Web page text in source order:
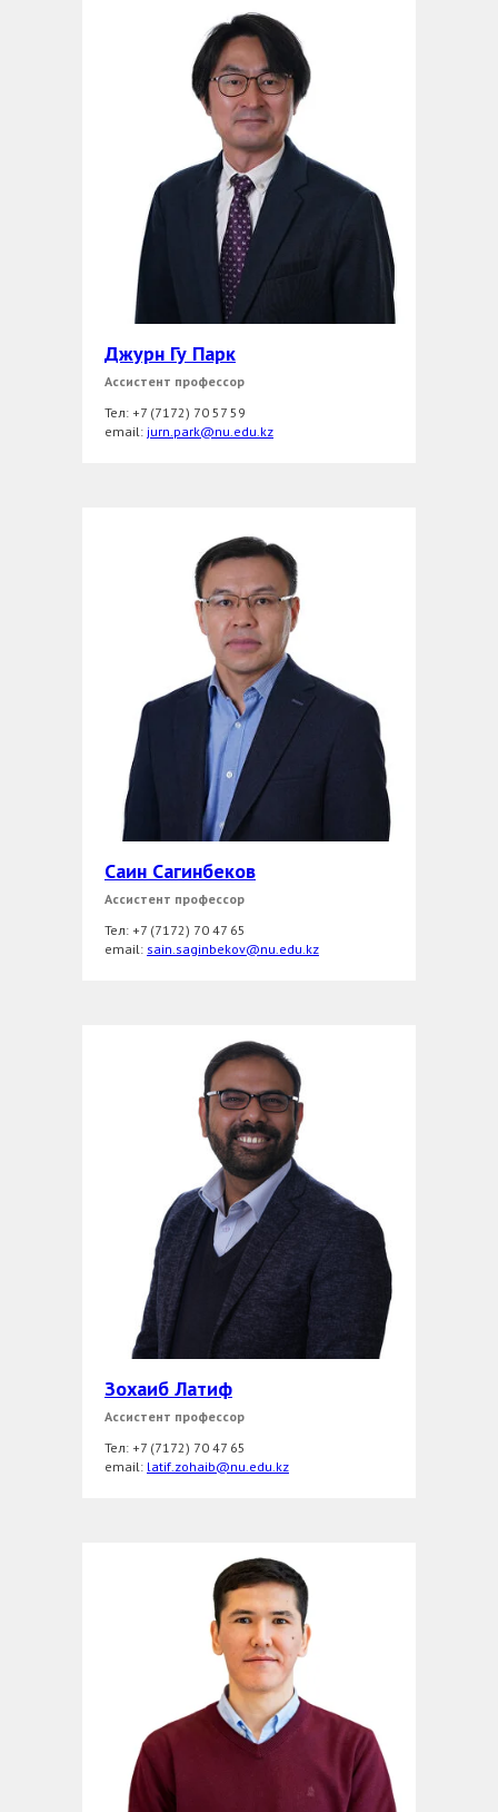
Джурн Гу Парк
Ассистент профессор
Тел: +7 (7172) 70 57 59
еmail: jurn.park@nu.edu.kz
Саин Сагинбеков
Ассистент профессор
Тел: +7 (7172) 70 47 65
еmail: sain.saginbekov@nu.edu.kz
Зохаиб Латиф
Ассистент профессор
Тел: +7 (7172) 70 47 65
еmail: latif.zohaib@nu.edu.kz